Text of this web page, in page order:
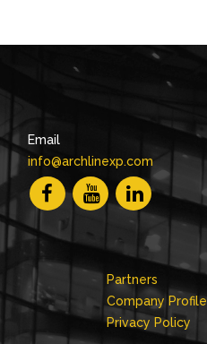
Email
info@archlinexp.com
Partners
Company Profile
Privacy Policy